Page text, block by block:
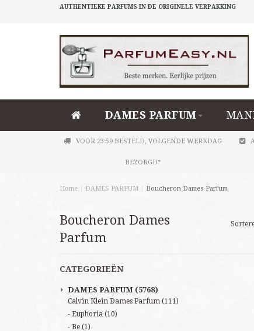
AUTHENTIEKE PARFUMS IN DE ORIGINELE VERPAKKING
DAMES PARFUM
VOOR 23:59 BESTELD, VOLGENDE WERKDAG
BEZORGD*
Home / DAMES PARFUM / Boucheron Dames Parfum
Boucheron Dames
Parfum
CATEGORIEËN
DAMES PARFUM (5768)
Calvin Klein Dames Parfum (111)
Euphoria (10)
Be (1)